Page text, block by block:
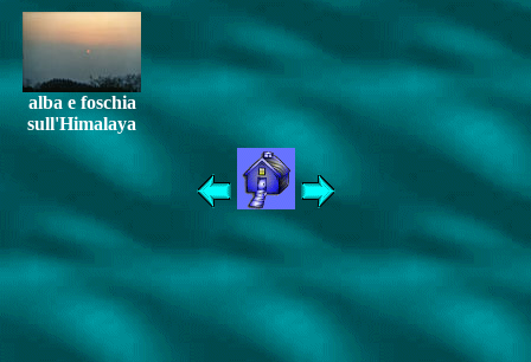
alba e foschia
sull'Himalaya